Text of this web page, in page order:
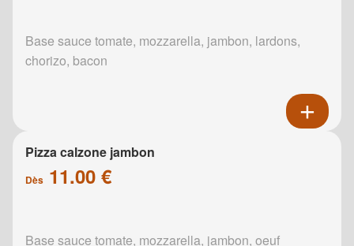
Base sauce tomate, mozzarella, jambon, lardons,
chorizo, bacon
Pizza calzone jambon
Dès 11.00 €
Base sauce tomate, mozzarella, jambon, oeuf